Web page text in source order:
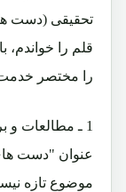
تحقیقی (دست
قلم را خواندم،
را مختصر
1 ـ مطالعات
عنوان "دست
موضوع تازه